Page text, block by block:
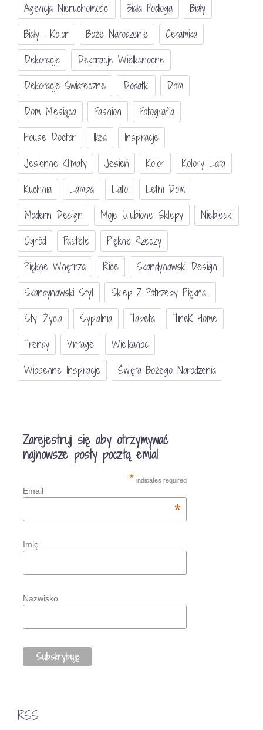
Agencja Nieruchomości Biała Podłoga
Biały
Biały I Kolor
Boże Narodzenie
Ceramika
Dekoracje
Dekoracje Wielkanocne
Dekoracje Świateczne
Dodatki
Dom
Dom Miesiąca
Fashion
Fotografia
House Doctor
Ikea
Inspiracje
Jesienne Klimaty
Jesień Kolor
Kolory Lata
Kuchnia
Lampa Lato
Letni Dom
Modern Design
Moje Ulubione Sklepy
Niebieski
Ogród
Pastele
Piękne Rzeczy
Piękne Wnętrza
Rice
Skandynawski Design
Skandynawski Styl
Sklep Z Potrzeby Piękna...
Styl Życia
Sypialnia Tapeta
TineK Home
Trendy
Vintage
Wielkanoc
Wiosenne Inspiracje
Święta Bożego Narodzenia
Zarejestruj się aby otrzymywać
najnowsze posty pocztą emial
* indicates required
Email
*
Imię
Nazwisko
RSS